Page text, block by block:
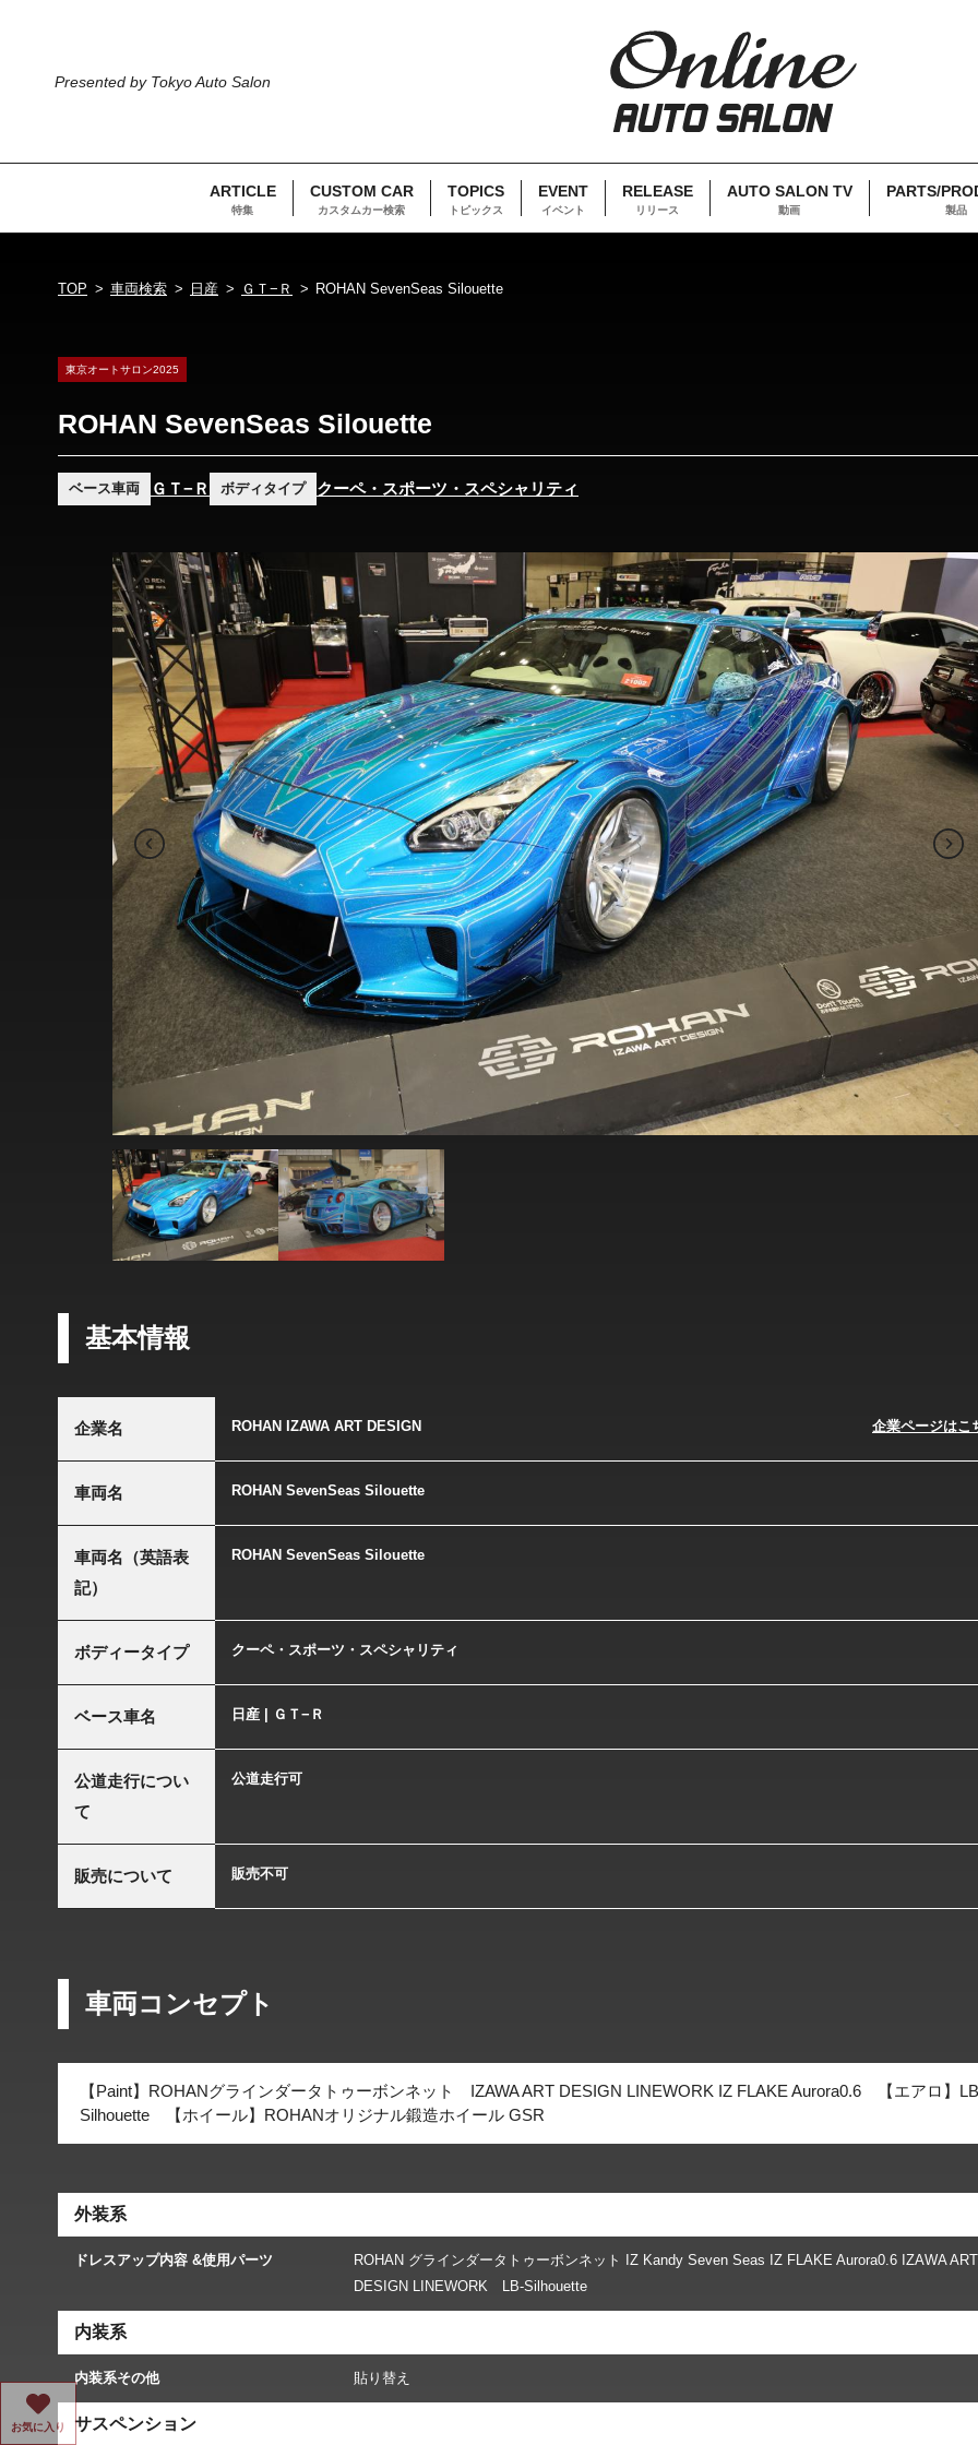
Presented by Tokyo Auto Salon
ARTICLE
特集
CUSTOM CAR
カスタムカー検索
TOPICS
トピックス
EVENT
イベント
RELEASE
リリース
AUTO SALON TV
動画
PARTS/
製品
TOP 車両検索 日産 ＧＴ−Ｒ ROHAN SevenSeas Silouette
東京オートサロン2025
ROHAN SevenSeas Silouette
ベース車両 ＧＴ−Ｒ ボディタイプ クーペ・スポーツ・スペシャリティ
基本情報
企業名 ROHAN IZAWA ART DESIGN 企業ページはこ
車両名 ROHAN SevenSeas Silouette
車両名（英語表
記）
ROHAN SevenSeas Silouette
ボディータイプ クーペ・スポーツ・スペシャリティ
ベース車名 日産 | ＧＴ−Ｒ
公道走行につい
て
公道走行可
販売について 販売不可
車両コンセプト
【Paint】ROHANグラインダータトゥーボンネット IZAWA ART DESIGN LINEWORK IZ FLAKE Aurora0.6 【エアロ】
Silhouette 【ホイール】ROHANオリジナル鍛造ホイール GSR
外装系
ドレスアップ内容 &使用パーツ
ROHAN グラインダータトゥーボンネット IZ Kandy Seven Seas IZ FLAKE Aurora0.6 IZAWA ART
DESIGN LINEWORK LB-Silhouette
内装系
内装系その他 貼り替え
サスペンション
お気に入り